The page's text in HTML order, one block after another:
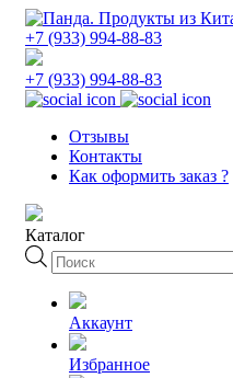
+7 (933) 994-88-83
+7 (933) 994-88-83
Отзывы
Контакты
Как оформить заказ ?
Каталог
Поиск
товаров
Аккаунт
Избранное